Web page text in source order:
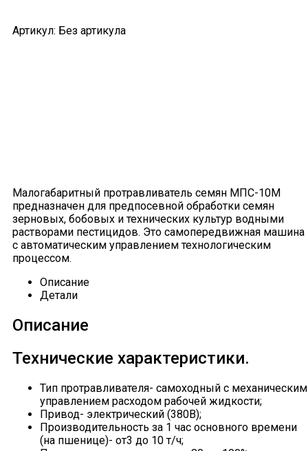
Артикул: Без артикула
Малогабаритный протравливатель семян МПС-10М
предназначен для предпосевной обработки семян
зерновых, бобовых и технических культур водными
растворами пестицидов. Это самопередвижная машина
c автоматическим управлением технологическим
процессом.
Описание
Детали
Описание
Технические характеристики.
Тип протравливателя- самоходный с механическим
управлением расходом рабочей жидкости;
Привод- электрический (380В);
Производительность за 1 час основного времени
(на пшенице)- от3 до 10 т/ч;